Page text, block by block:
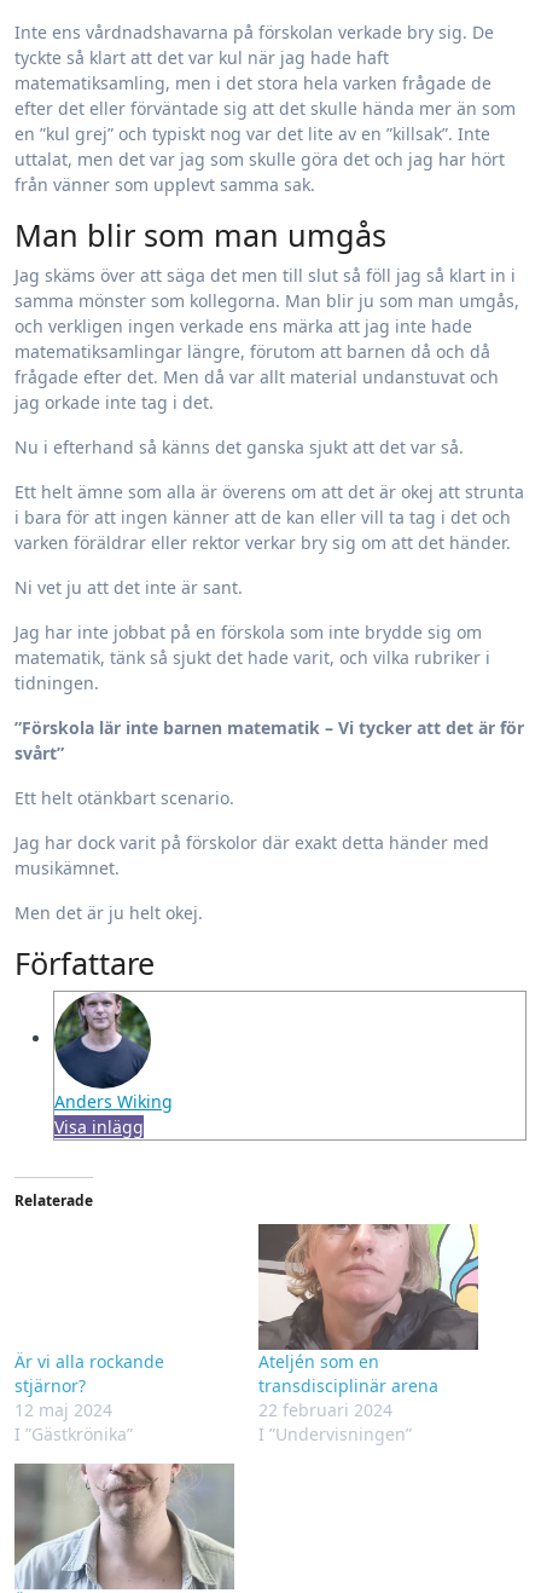
Inte ens vårdnadshavarna på förskolan verkade bry sig. De
tyckte så klart att det var kul när jag hade haft
matematiksamling, men i det stora hela varken frågade de
efter det eller förväntade sig att det skulle hända mer än som
en ”kul grej” och typiskt nog var det lite av en ”killsak”. Inte
uttalat, men det var jag som skulle göra det och jag har hört
från vänner som upplevt samma sak.
Man blir som man umgås
Jag skäms över att säga det men till slut så föll jag så klart in i
samma mönster som kollegorna. Man blir ju som man umgås,
och verkligen ingen verkade ens märka att jag inte hade
matematiksamlingar längre, förutom att barnen då och då
frågade efter det. Men då var allt material undanstuvat och
jag orkade inte tag i det.
Nu i efterhand så känns det ganska sjukt att det var så.
Ett helt ämne som alla är överens om att det är okej att strunta
i bara för att ingen känner att de kan eller vill ta tag i det och
varken föräldrar eller rektor verkar bry sig om att det händer.
Ni vet ju att det inte är sant.
Jag har inte jobbat på en förskola som inte brydde sig om
matematik, tänk så sjukt det hade varit, och vilka rubriker i
tidningen.
”Förskola lär inte barnen matematik – Vi tycker att det är för
svårt”
Ett helt otänkbart scenario.
Jag har dock varit på förskolor där exakt detta händer med
musikämnet.
Men det är ju helt okej.
Författare
Anders Wiking
Visa inlägg
Relaterade
Är vi alla rockande
stjärnor?
12 maj 2024
I ”Gästkrönika”
Ateljén som en
transdisciplinär arena
22 februari 2024
I ”Undervisningen”